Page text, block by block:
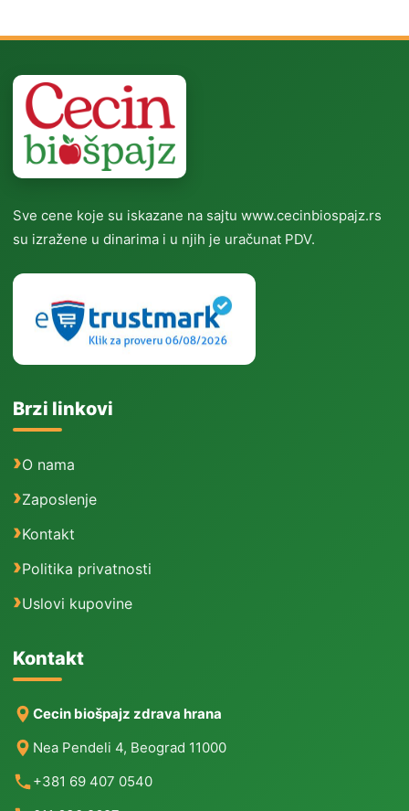
Sve cene koje su iskazane na sajtu www.cecinbiospajz.rs
su izražene u dinarima i u njih je uračunat PDV.
Brzi linkovi
O nama
Zaposlenje
Kontakt
Politika privatnosti
Uslovi kupovine
Kontakt
Cecin biošpajz zdrava hrana
Nea Pendeli 4, Beograd 11000
+381 69 407 0540